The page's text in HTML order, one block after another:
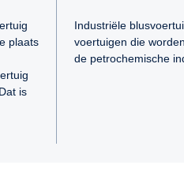
plaats
is
Industriële
voertuigen die
de petrochemische